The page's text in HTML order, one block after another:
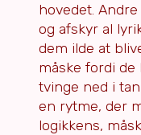
hovedet.
og afskyr al
dem ilde at
måske fordi de
tvinge ned i
en rytme, der
logikkens,